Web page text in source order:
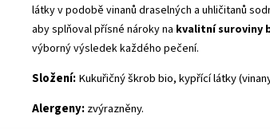
látky v podobě vinanů draselných a uhličitanů
aby splňoval přísné nároky na kvalitní suroviny
výborný výsledek každého pečení.
Složení:Kukuřičný škrob bio, kypřící látky
Alergeny:zvýrazněny.